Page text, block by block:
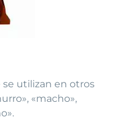
se utilizan en otros
«macho»,